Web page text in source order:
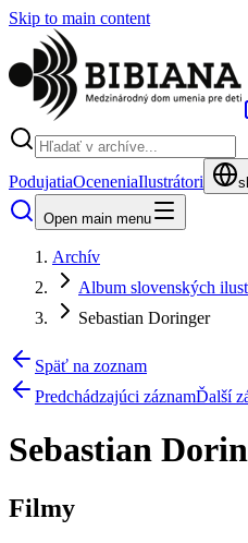
Skip to main content
PodujatiaOceneniaIlustrátori
Open main menu
Archív
Album slovenských
Sebastian Doringer
Späť na zoznam
Predchádzajúci záznamĎalší
Sebastian
Filmy